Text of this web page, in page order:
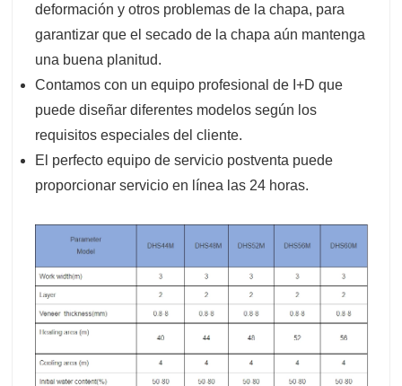
deformación y otros problemas de la chapa, para
garantizar que el secado de la chapa aún mantenga
una buena planitud.
Contamos con un equipo profesional de I+D que
puede diseñar diferentes modelos según los
requisitos especiales del cliente.
El perfecto equipo de servicio postventa puede
proporcionar servicio en línea las 24 horas.